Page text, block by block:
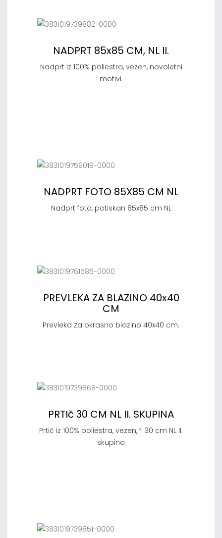
NADPRT 85x85 CM, NL II.
Nadprt iz 100% poliestra, vezen, novoletni
motivi.
NADPRT FOTO 85X85 CM NL
Nadprt foto, potiskan 85x85 cm NL
PREVLEKA ZA BLAZINO 40x40
CM
Prevleka za okrasno blazino 40x40 cm.
PRTIč 30 CM NL II. SKUPINA
Prtič iz 100% poliestra, vezen, fi 30 cm NL II.
skupina